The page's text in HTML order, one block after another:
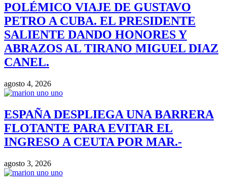
POLÉMICO VIAJE DE GUSTAVO
PETRO A CUBA. EL PRESIDENTE
SALIENTE DANDO HONORES Y
ABRAZOS AL TIRANO MIGUEL DIAZ
CANEL.
agosto 4, 2026
ESPAÑA DESPLIEGA UNA BARRERA
FLOTANTE PARA EVITAR EL
INGRESO A CEUTA POR MAR.-
agosto 3, 2026